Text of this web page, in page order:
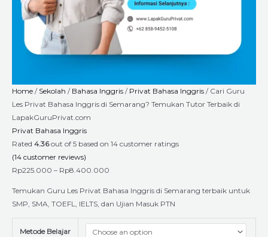
Home / Sekolah / Bahasa Inggris / Privat Bahasa Inggris / Cari Guru
Les Privat Bahasa Inggris di Semarang? Temukan Tutor Terbaik di
LapakGuruPrivat.com
Privat Bahasa Inggris
Rated 4.36out of 5 based on 14 customer ratings
(14 customer reviews)
Rp225.000 – Rp8.400.000
Temukan Guru Les Privat Bahasa Inggris di Semarang terbaik untuk
SMP, SMA, TOEFL, IELTS, dan Ujian Masuk PTN
Metode Belajar
quantity